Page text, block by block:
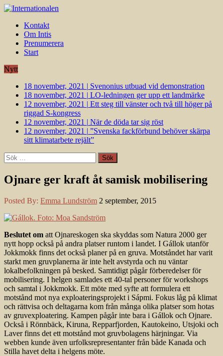
Kontakt
Om Intis
Prenumerera
Start
Nytt
18 november, 2021 | Svenonius utbuad vid demonstration
18 november, 2021 | LO-ledningen ger upp ett landmärke
12 november, 2021 | Ett steg till vänster och två till höger på
riggad S-kongress
12 november, 2021 | När de döda tar sig röst
12 november, 2021 | ”Svenska fackförbund behöver skärpa
sitt klimatarbete rejält”
Sök
efter:
Ojnare ger kraft åt samisk mobilisering
Posted By: Emma Lundström 2 september, 2015
Beslutet om att Ojnareskogen ska skyddas som Natura 2000 ger
nytt hopp också på andra platser runtom i landet. I Gállok utanför
Jokkmokk finns det också planer på en gruva. Motståndet har varit
starkt men gruvplanerna är inte helt avstyrda och nu väntar
lokalbefolkningen på besked. Samtidigt pågår förberedelser för
mobilisering. I helgen samlades ett 40-tal personer för workshops
och samtal i Jokkmokk. Ett möte med syfte att formulera ett
motstånd mot nya exploateringsprojekt i Sápmi. Fokus låg på klimat
och rättvisa och deltagarna kom från många olika platser som hotas
av gruvexploatering. Kampen pågår inte bara i Gállok och Ojnare.
Också i Rönnbäck, Kiruna, Repparfjorden, Kautokeino, Utsjoki och
Laver finns det ett motstånd mot gruvbolagens härjningar. Via
webben kunde även urfolksrepresentanter från både Kanada och
Stilla havet delta i helgens möte.